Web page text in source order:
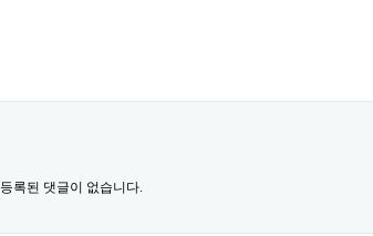
등록된 댓글이 없습니다.